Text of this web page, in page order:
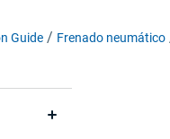
Guide Frenado neumático